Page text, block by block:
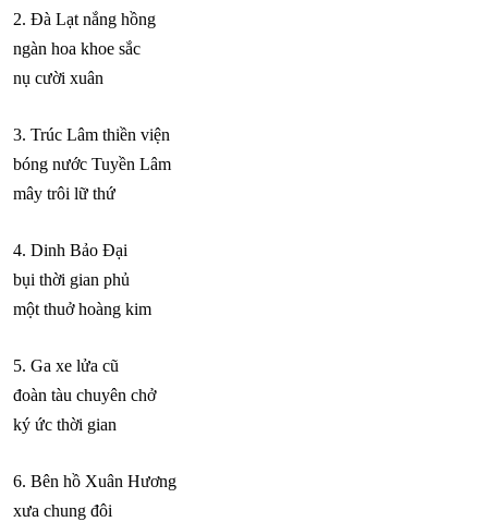
2. Đà Lạt nắng hồng
ngàn hoa khoe sắc
nụ cười xuân
3. Trúc Lâm thiền viện
bóng nước Tuyền Lâm
mây trôi lữ thứ
4. Dinh Bảo Đại
bụi thời gian phủ
một thuở hoàng kim
5. Ga xe lửa cũ
đoàn tàu chuyên chở
ký ức thời gian
6. Bên hồ Xuân Hương
xưa chung đôi